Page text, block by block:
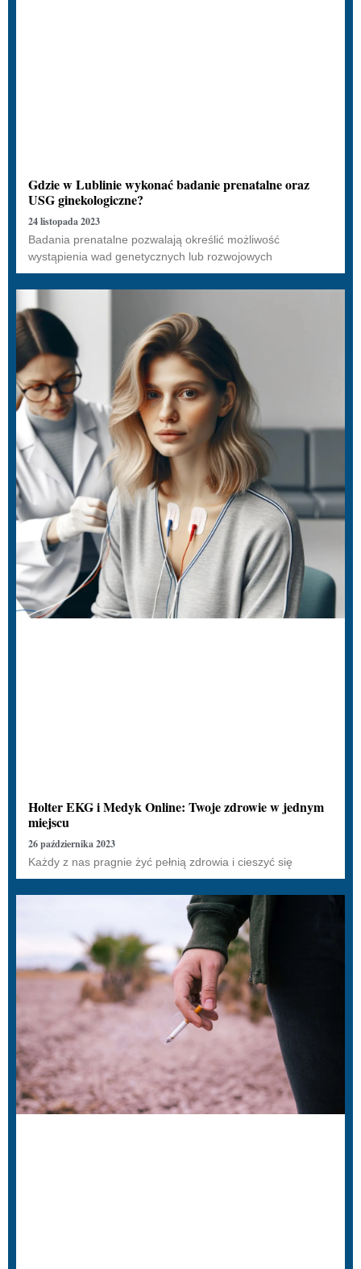
Gdzie w Lublinie wykonać badanie prenatalne oraz
USG ginekologiczne?
24 listopada 2023
Badania prenatalne pozwalają określić możliwość
wystąpienia wad genetycznych lub rozwojowych
Holter EKG i Medyk Online: Twoje zdrowie w jednym
miejscu
26 października 2023
Każdy z nas pragnie żyć pełnią zdrowia i cieszyć się